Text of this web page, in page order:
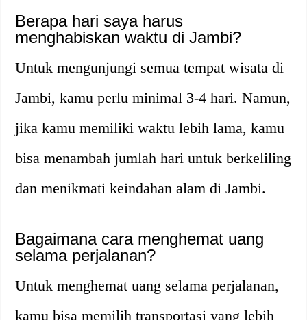
Berapa hari saya harus
menghabiskan waktu di Jambi?
Untuk mengunjungi semua tempat wisata di
Jambi, kamu perlu minimal 3-4 hari. Namun,
jika kamu memiliki waktu lebih lama, kamu
bisa menambah jumlah hari untuk berkeliling
dan menikmati keindahan alam di Jambi.
Bagaimana cara menghemat uang
selama perjalanan?
Untuk menghemat uang selama perjalanan,
kamu bisa memilih transportasi yang lebih